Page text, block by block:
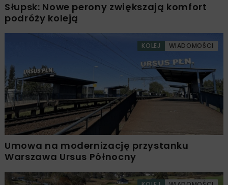
Słupsk: Nowe perony zwiększają komfort
podróży koleją
KOLEJ WIADOMOŚCI
Umowa na modernizację przystanku
Warszawa Ursus Północny